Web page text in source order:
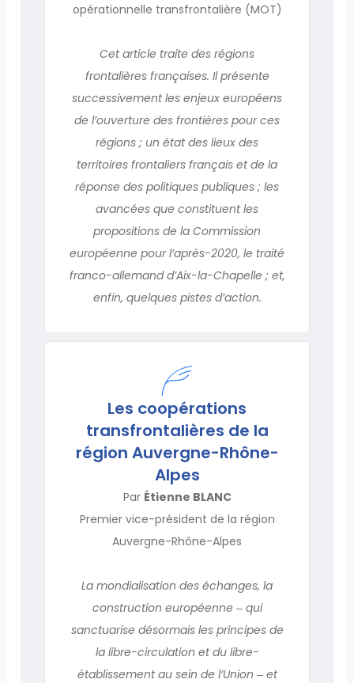
opérationnelle transfrontalière (MOT)
Cet article traite des régions
frontalières françaises. Il présente
successivement les enjeux européens
de l’ouverture des frontières pour ces
régions ; un état des lieux des
territoires frontaliers français et de la
réponse des politiques publiques ; les
avancées que constituent les
propositions de la Commission
européenne pour l’après-2020, le traité
franco-allemand d’Aix-la-Chapelle ; et,
enfin, quelques pistes d’action.
Les coopérations
transfrontalières de la
région Auvergne-Rhône-
Alpes
Par Étienne BLANC
Premier vice-président de la région
Auvergne-Rhône-Alpes
La mondialisation des échanges, la
construction européenne ‒ qui
sanctuarise désormais les principes de
la libre-circulation et du libre-
établissement au sein de l’Union ‒ et